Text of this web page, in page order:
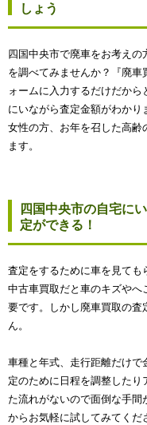
しょう
四国中央市で廃車をお考え
を調べてみませんか？『廃
ォームに入力するだけだか
にいながら査定金額がわか
女性の方、お年を召した高齢
ます。
四国中央市の自宅に
定ができる！
査定をするために車を見て
中古車買取だと車のキズや
要です。しかし廃車買取の
ん。
車種と年式、走行距離だけで
定のために日程を調整したり
た流れがないので面倒な手
からお気軽に試してみてくだ